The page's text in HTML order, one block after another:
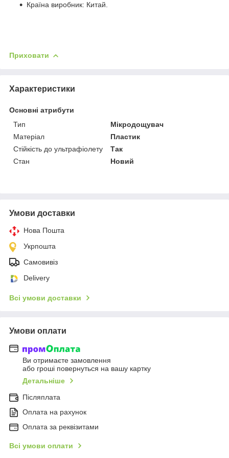
Країна виробник: Китай.
Приховати
Характеристики
Основні атрибути
Тип
Мікродощувач
Матеріал
Пластик
Стійкість до ультрафіолету
Так
Стан
Новий
Умови доставки
Нова Пошта
Укрпошта
Самовивіз
Delivery
Всі умови доставки
Умови оплати
Ви отримаєте замовлення
або гроші повернуться на вашу картку
Детальніше
Післяплата
Оплата на рахунок
Оплата за реквізитами
Всі умови оплати